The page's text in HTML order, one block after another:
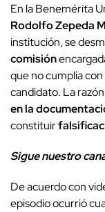
En la Benemérita
Rodolfo Zepeda
institución, se
comisión
que no cumplía
candidato. La
en la
constituir
Sigue nuestro
De acuerdo con
episodio ocurrió